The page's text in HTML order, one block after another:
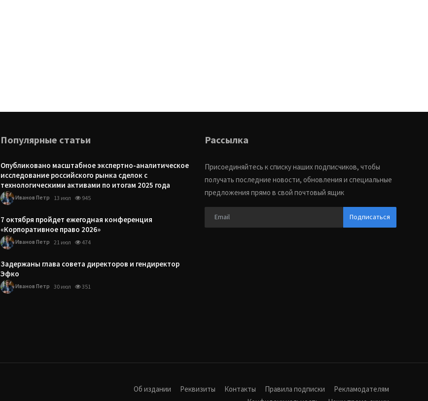
Популярные статьи
Опубликовано масштабное экспертно-аналитическое
исследование российского рынка сделок с
технологическими активами по итогам 2025 года
Иванов Петр 13 июл 945
7 октября пройдет ежегодная конференция
«Корпоративное право 2026»
Иванов Петр 21 июл 474
Задержаны глава совета директоров и гендиректор
Эфко
Иванов Петр 30 июл 351
Рассылка
Присоединяйтесь к списку наших подписчиков, чтобы
получать последние новости, обновления и специальные
предложения прямо в свой почтовый ящик
Подписаться
Об издании Реквизиты Контакты Правила подписки
Рекламодателям